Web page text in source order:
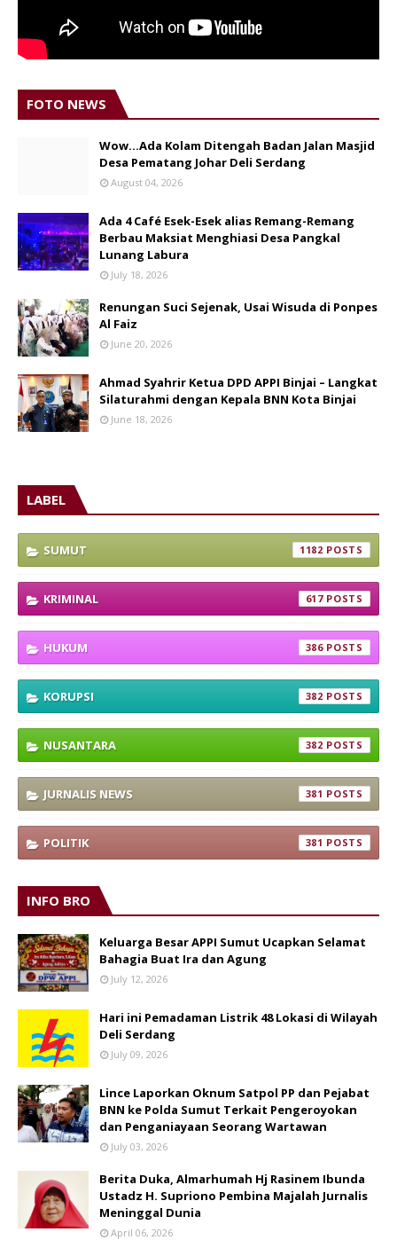
FOTO NEWS
Wow...Ada Kolam Ditengah Badan Jalan Masjid
Desa Pematang Johar Deli Serdang
August 04, 2026
Ada 4 Café Esek-Esek alias Remang-Remang
Berbau Maksiat Menghiasi Desa Pangkal
Lunang Labura
July 18, 2026
Renungan Suci Sejenak, Usai Wisuda di Ponpes
Al Faiz
June 20, 2026
Ahmad Syahrir Ketua DPD APPI Binjai – Langkat
Silaturahmi dengan Kepala BNN Kota Binjai
June 18, 2026
LABEL
SUMUT 1182
KRIMINAL 617
HUKUM 386
KORUPSI 382
NUSANTARA 382
JURNALIS NEWS 381
POLITIK 381
INFO BRO
Keluarga Besar APPI Sumut Ucapkan Selamat
Bahagia Buat Ira dan Agung
July 12, 2026
Hari ini Pemadaman Listrik 48 Lokasi di Wilayah
Deli Serdang
July 09, 2026
Lince Laporkan Oknum Satpol PP dan Pejabat
BNN ke Polda Sumut Terkait Pengeroyokan
dan Penganiayaan Seorang Wartawan
July 03, 2026
Berita Duka, Almarhumah Hj Rasinem Ibunda
Ustadz H. Supriono Pembina Majalah Jurnalis
Meninggal Dunia
April 06, 2026